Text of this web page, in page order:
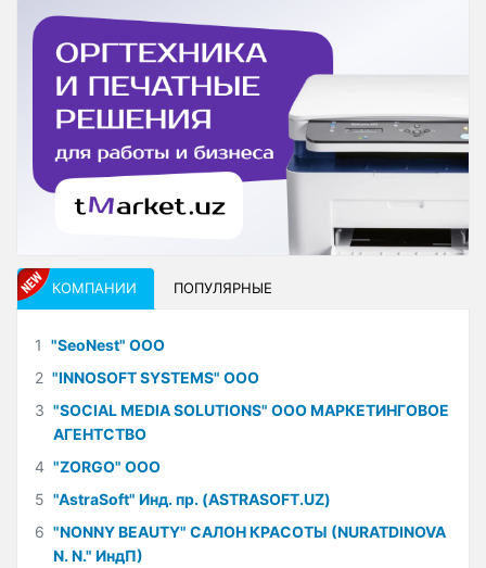
КОМПАНИИ ПОПУЛЯРНЫЕ
1 "SeoNest" ООО
2 "INNOSOFT SYSTEMS" ООО
3 "SOCIAL MEDIA SOLUTIONS" ООО МАРКЕТИНГОВОЕ
АГЕНТСТВО
4 "ZORGO" ООО
5 "AstraSoft" Инд. пр. (ASTRASOFT.UZ)
6 "NONNY BEAUTY" САЛОН КРАСОТЫ (NURATDINOVA
N. N." ИндП)